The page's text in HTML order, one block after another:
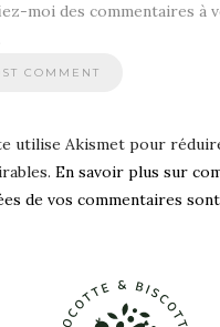
moi des commentaires à
utilise Akismet pour
En savoir plus sur
de vos commentaires